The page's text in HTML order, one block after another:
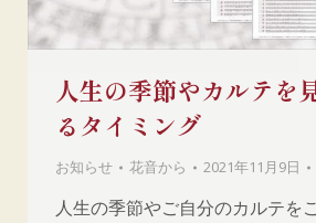
人生の季節やカルテを
るタイミング
お知らせ 花音から 2021年11月9日
人生の季節やご自分のカルテを